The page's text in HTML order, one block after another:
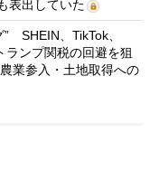
表出していた
SHEIN、TikTok、
ンプ関税の回避を狙
業参入・土地取得への